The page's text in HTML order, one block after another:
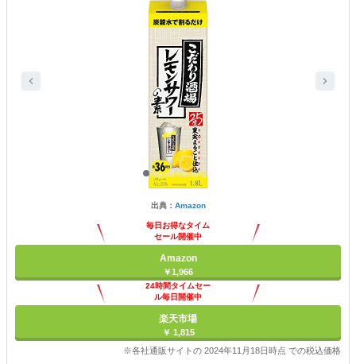
出典： Amazon
毎日お得なタイム
セール開催中
Amazon
￥1,966
24時間タイムセー
ル毎日開催中
楽天市場
￥ 1,815
※各社通販サイトの 2024年11月18日時点 での税込価格